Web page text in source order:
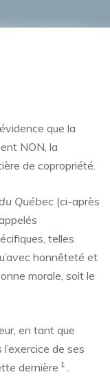
que la
NON, la
de copropriété.
Québec (ci-après
telles
honnêteté et
morale, soit le
en tant que
de ses
dernière 1 .